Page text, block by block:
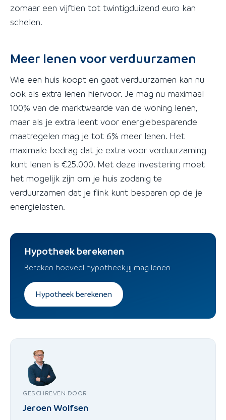
zomaar een vijftien tot twintigduizend euro kan
schelen.
Meer lenen voor verduurzamen
Wie een huis koopt en gaat verduurzamen kan nu
ook als extra lenen hiervoor. Je mag nu maximaal
100% van de marktwaarde van de woning lenen,
maar als je extra leent voor energiebesparende
maatregelen mag je tot 6% meer lenen. Het
maximale bedrag dat je extra voor verduurzaming
kunt lenen is €25.000. Met deze investering moet
het mogelijk zijn om je huis zodanig te
verduurzamen dat je flink kunt besparen op de je
energielasten.
Hypotheek berekenen
Bereken hoeveel hypotheek jij mag lenen
Hypotheek berekenen
GESCHREVEN DOOR
Jeroen Wolfsen